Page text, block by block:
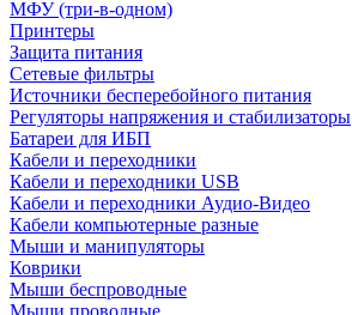
МФУ (три-в-одном)
Принтеры
Защита питания
Сетевые фильтры
Источники бесперебойного питания
Регуляторы напряжения и стабилизаторы
Батареи для ИБП
Кабели и переходники
Кабели и переходники USB
Кабели и переходники Аудио-Видео
Кабели компьютерные разные
Мыши и манипуляторы
Коврики
Мыши беспроводные
Мыши проводные